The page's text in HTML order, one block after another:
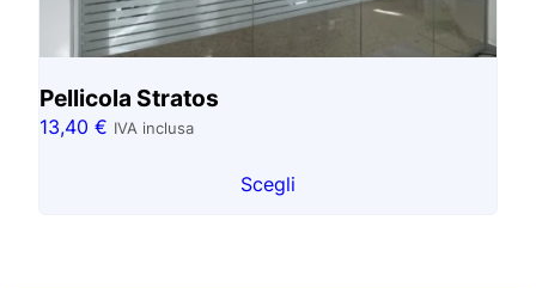
Pellicola Stratos
13,40 € IVA inclusa
Scegli